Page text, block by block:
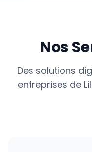
Nos
Des solutions
entreprises de